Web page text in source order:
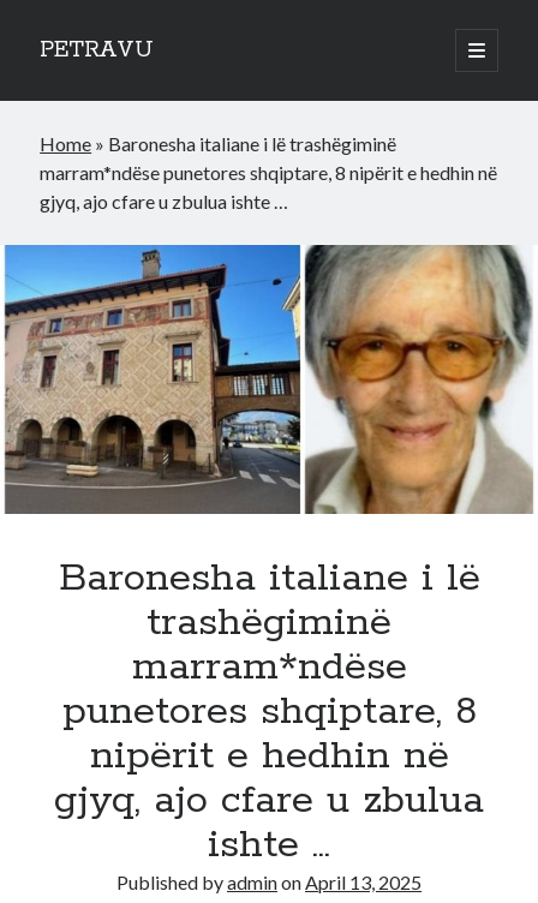
PETRAVU
open
primary
Sidebar
Bank
Credit Cards
Uncategorized
Home » Baronesha italiane i lë trashëgiminë
marram*ndëse punetores shqiptare, 8 nipërit e hedhin në
gjyq, ajo cfare u zbulua ishte …
Baronesha italiane i lë
trashëgiminë
marram*ndëse
punetores shqiptare, 8
nipërit e hedhin në
gjyq, ajo cfare u zbulua
ishte …
Published byadminonApril 13, 2025